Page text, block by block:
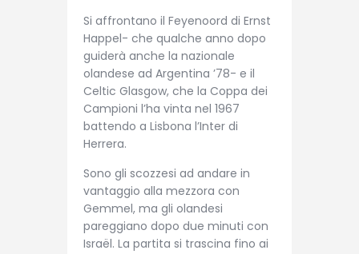
Si affrontano il Feyenoord di Ernst
Happel- che qualche anno dopo
guiderà anche la nazionale
olandese ad Argentina ’78- e il
Celtic Glasgow, che la Coppa dei
Campioni l’ha vinta nel 1967
battendo a Lisbona l’Inter di
Herrera.
Sono gli scozzesi ad andare in
vantaggio alla mezzora con
Gemmel, ma gli olandesi
pareggiano dopo due minuti con
Israël. La partita si trascina fino ai